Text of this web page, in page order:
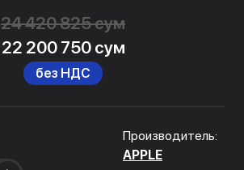
24 420 825 сум
22 200 750 сум
без НДС
Производитель:
APPLE